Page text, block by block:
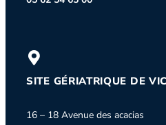
SITE GÉRIATRIQUE DE
16 – 18 Avenue des acacias